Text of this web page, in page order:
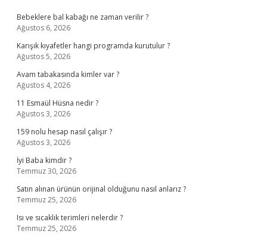
Bebeklere bal kabağı ne zaman verilir ?
Ağustos 6, 2026
Karışık kıyafetler hangi programda kurutulur ?
Ağustos 5, 2026
Avam tabakasında kimler var ?
Ağustos 4, 2026
11 Esmaül Hüsna nedir ?
Ağustos 3, 2026
159 nolu hesap nasıl çalışır ?
Ağustos 3, 2026
İyi Baba kimdir ?
Temmuz 30, 2026
Satın alınan ürünün orijinal olduğunu nasıl anlarız ?
Temmuz 25, 2026
Isı ve sıcaklık terimleri nelerdir ?
Temmuz 25, 2026